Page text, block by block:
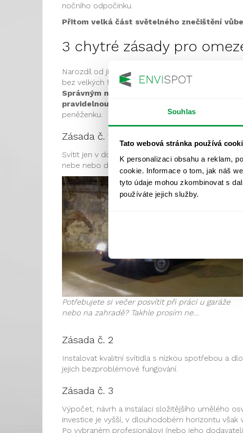
Souhlas
Tato webová stránka používá
K personalizaci obsahu a reklam,
cookie. Informace o tom, jak náš
tyto údaje mohou zkombinovat s
používáte jejich služby.
nočního odpočinku.
Přitom velká část světelného znečištění
3 chytré zásady pro
Narozdíl od jiných znečištění typu zanesení
bez velkých financí snižovat. Myslete na zdraví
Správným návrhem osvětlení a rozumným
pravidelnou údržbou přispějete k eliminaci
peněženku.
Zásada č. 1
Svítit jen v době, kdy je potřeba. A svítit jen tam,
nebe nebo do okolí.
Potřebujete si večer posvítit při práci u garáže
nebo na zahradě? Takhle prosím ne...
Zásada č. 2
Instalovat kvalitní svítidla s nízkou spotřebou a
jejich bezproblémové fungování.
Zásada č. 3
Výpočet, návrh a instalaci složitějšího umělého
investice je vyšší, v dlouhodobém horizontu však
Po vybraném profesionálovi (nebo jeho